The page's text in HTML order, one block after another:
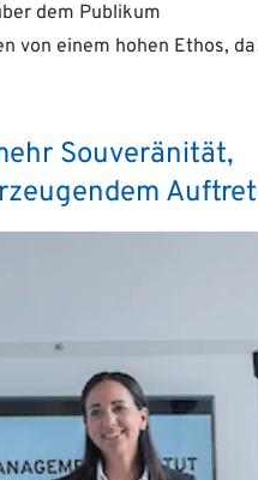
dem Publikum
von einem hohen Ethos,
Souveränität,